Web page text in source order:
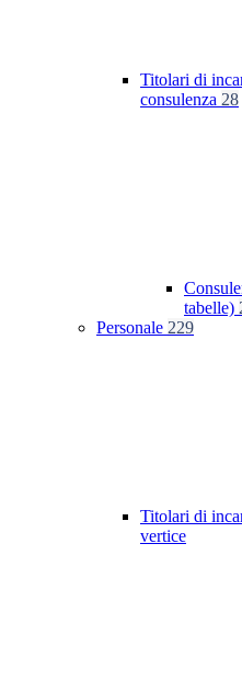
Titolari di
consulenza 28
tabelle)
Personale 229
Titolari di
vertice